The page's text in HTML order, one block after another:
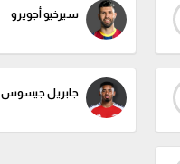
سيرخيو أجويرو
جابريل جيسوس